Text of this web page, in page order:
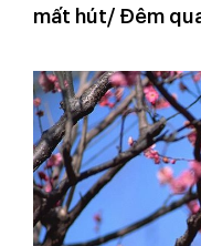
mất hút/ Đêm